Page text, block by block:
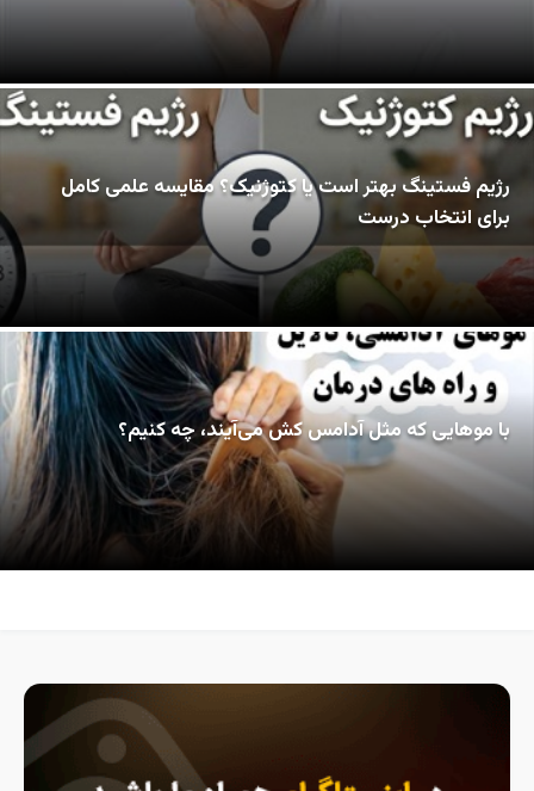
رژیم فستینگ بهتر است یا کتوژنیک؟ مقایسه علمی کامل
برای انتخاب درست
با موهایی که مثل آدامس کش می‌آیند، چه کنیم؟